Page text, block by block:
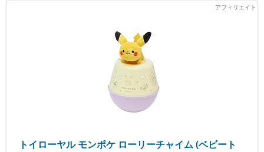
トイローヤル モンポケ ローリーチャイム (ベビート